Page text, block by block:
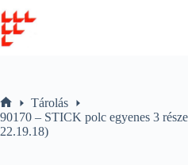
to
content
Home
Tárolás
90170 – STICK polc egyenes 3
22.19.18)